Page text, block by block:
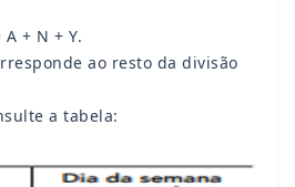
+ N + Y.
ao resto da divisão
a tabela: